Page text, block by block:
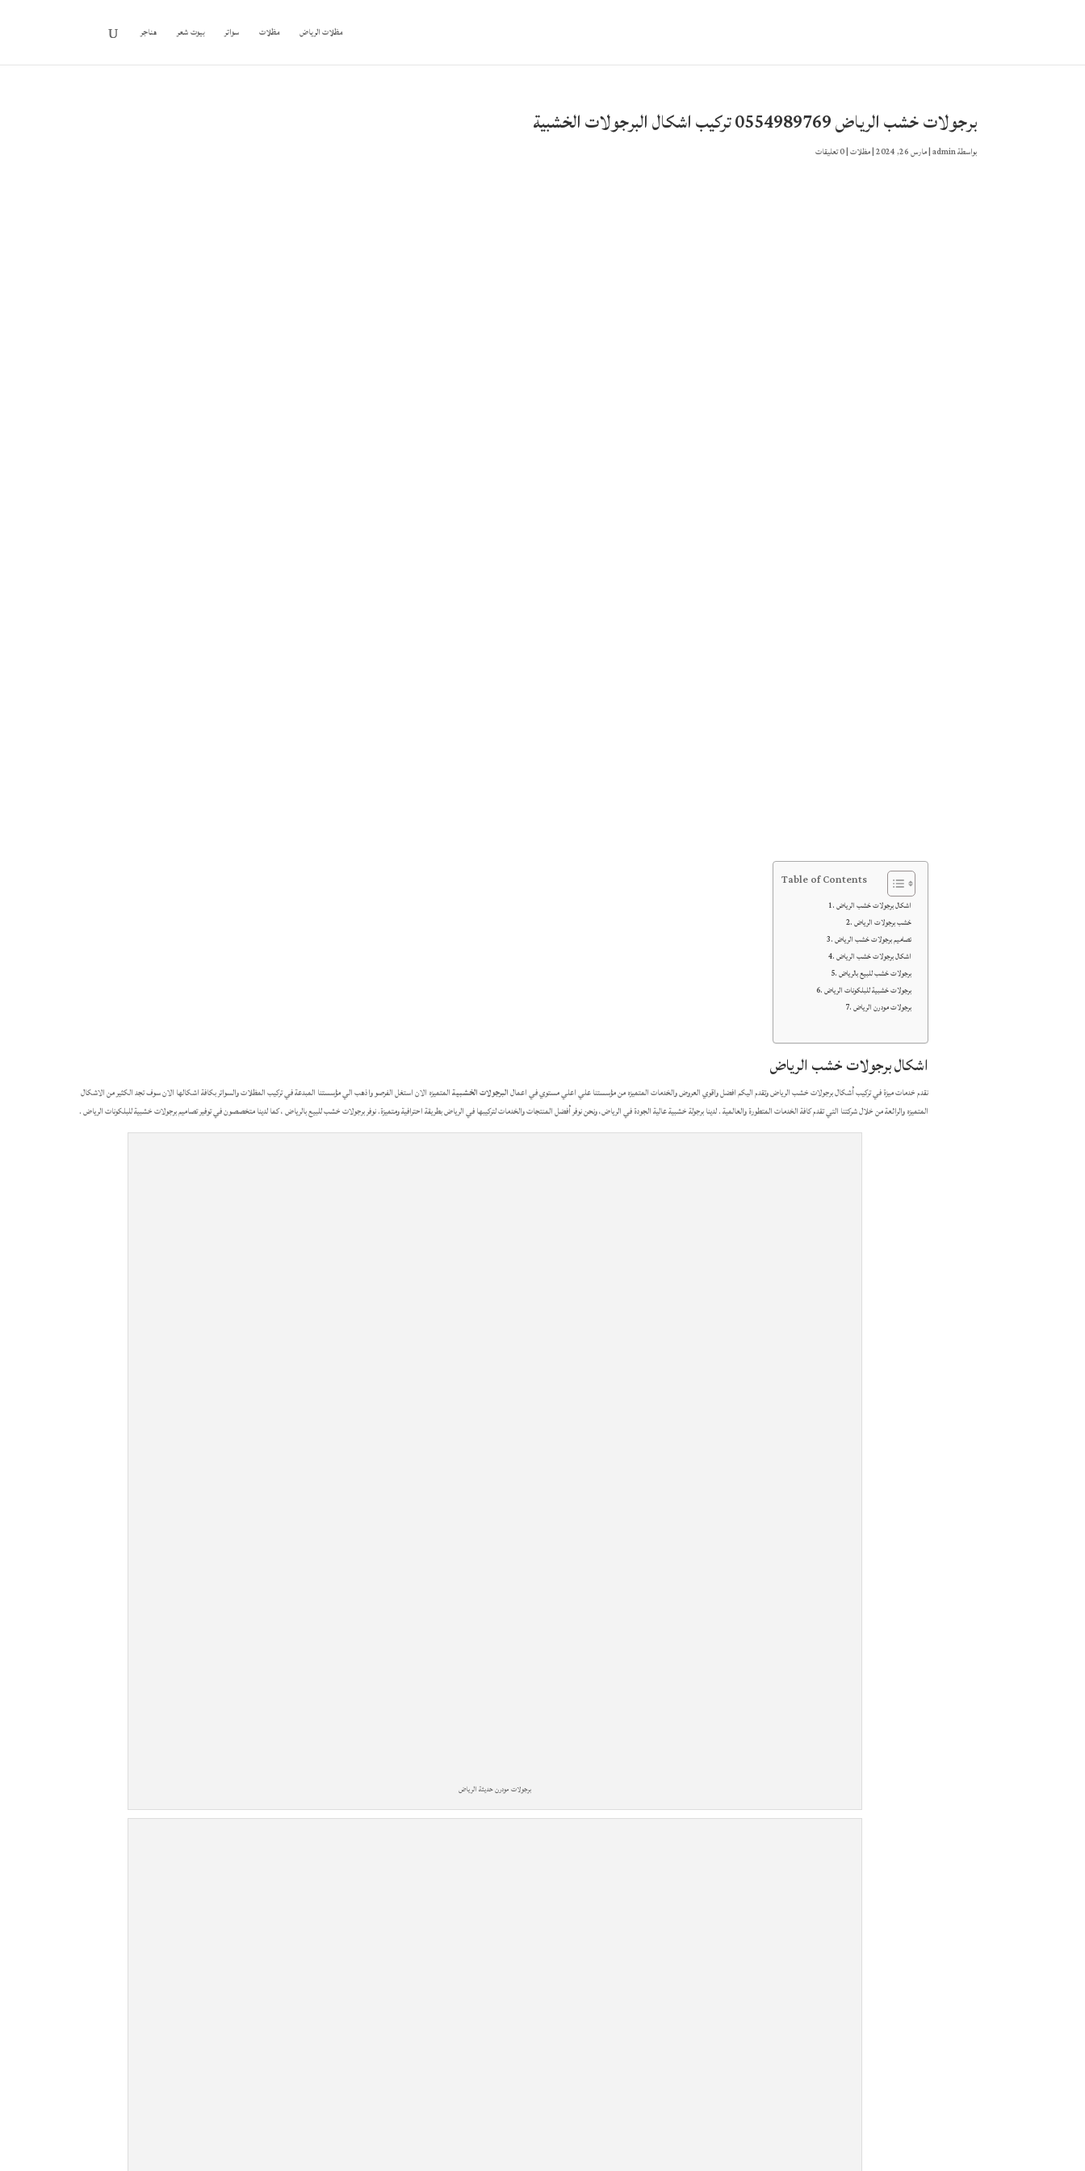
مظلات الرياض مظلات سواتر بيوت شعر هناجر
برجولات خشب الرياض 0554989769 تركيب اشكال البرجولات الخشبية
بواسطةadmin
|مارس 26, 2024 |مظلات|0 تعليقات
Table of Contents
اشكال برجولات خشب الرياض
خشب برجولات الرياض
تصاميم برجولات خشب الرياض
اشكال برجولات خشب الرياض
برجولات خشب للبيع بالرياض
برجولات خشبية للبلكونات الرياض
برجولات مودرن الرياض
اشكال برجولات خشب الرياض
نقدم خدمات ميزة في تركيب أشكال برجولات خشب الرياض وتقدم اليكم افضل واقوي العروض والخدمات المتميزه من مؤسستنا علي اعلي مستوي في اعمالالبرجولات الخشبيةالمتميزه الان استغل الفرصو واذهب الي مؤسستنا المبدعة في تركيب المظلات والسواتر بكافة اشكالها الان سوف تجد الكثير من الاشكال
المتميزه والرائعة من خلال شركتنا التي تقدم كافة الخدمات المتطورة والعالمية . لدينا برجولة خشبية عالية الجودة في الرياض، ونحن نوفر أفضل المنتجات والخدمات لتركيبها في الرياض بطريقة احترافية ومتميزة. نوفر برجولات خشب للبيع بالرياض ، كما لدينا متخصصون في توفير تصاميم برجولات خشبية للبلكونات الرياض .
برجولات مودرن حديثة الرياض